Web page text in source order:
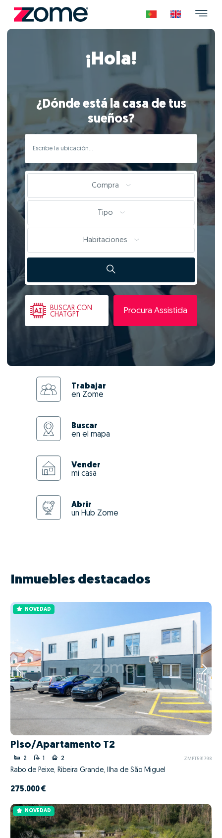
¡Hola!
¿Dónde está la casa de tus
sueños?
Compra
Tipo
Habitaciones
BUSCAR CON
CHATGPT
Procura Assistida
Trabajar
en Zome
Buscar
en el mapa
Vender
mi casa
Abrir
un Hub Zome
Inmuebles destacados
NOVEDAD
Piso/Apartamento T2
2 1 2 ZMPT591798
Rabo de Peixe, Ribeira Grande, Ilha de São Miguel
275.000 €
NOVEDAD